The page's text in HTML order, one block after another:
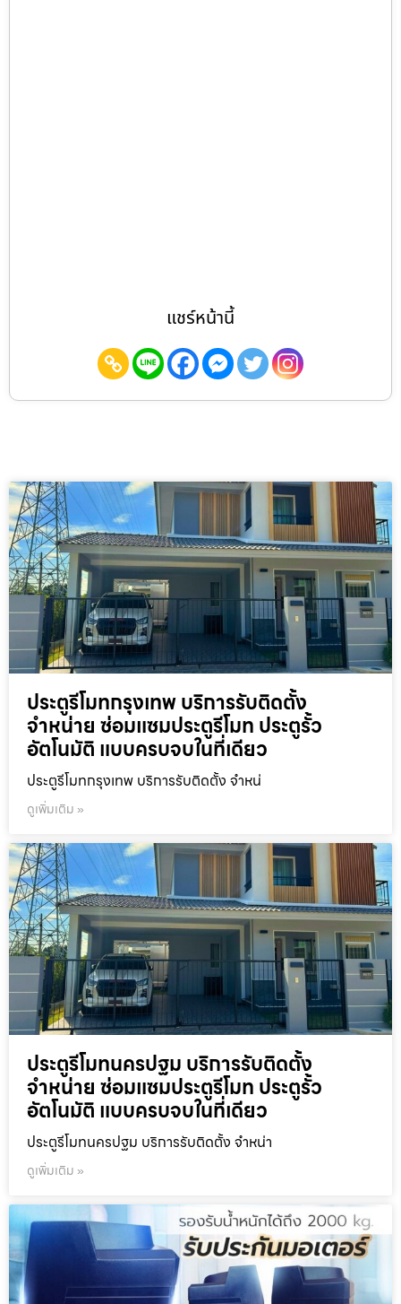
แชร์หน้านี้
ประตูรีโมทกรุงเทพ บริการรับติดตั้ง
จำหน่าย ซ่อมแซมประตูรีโมท ประตูรั้ว
อัตโนมัติ แบบครบจบในที่เดียว
ประตูรีโมทกรุงเทพ บริการรับติดตั้ง จำหน่
ดูเพิ่มเติม »
ประตูรีโมทนครปฐม บริการรับติดตั้ง
จำหน่าย ซ่อมแซมประตูรีโมท ประตูรั้ว
อัตโนมัติ แบบครบจบในที่เดียว
ประตูรีโมทนครปฐม บริการรับติดตั้ง จำหน่า
ดูเพิ่มเติม »